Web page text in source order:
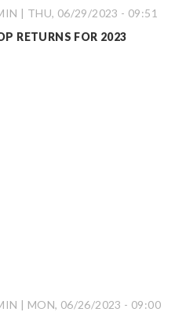
| THU, 06/29/2023 - 09:51
RETURNS FOR 2023
| MON, 06/26/2023 - 09:00